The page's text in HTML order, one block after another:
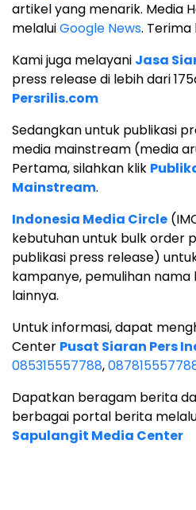
artikel yang menarik. Media
melaluiGoogle News. Terima
Kami juga melayani Jasa
press release di lebih dari
Persrilis.com
Sedangkan untuk publikasi
media mainstream (media
Pertama, silahkan klik
Mainstream.
Indonesia Media Circle
kebutuhan untuk bulk order
publikasi press release)
kampanye, pemulihan
lainnya.
Untuk informasi, dapat
Center Pusat Siaran Pers
085315557788,
Dapatkan beragam berita
berbagai portal berita
Sapulangit Media Center